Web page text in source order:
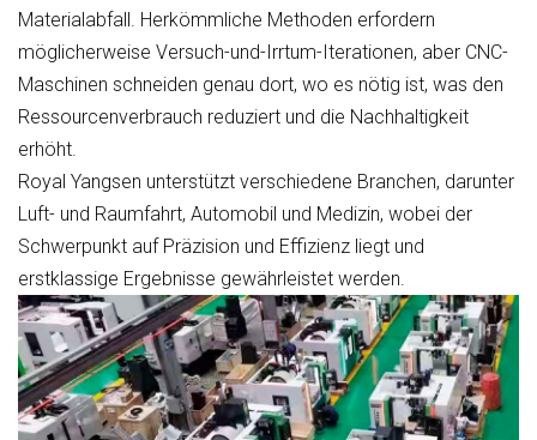
Materialabfall. Herkömmliche Methoden erfordern
möglicherweise Versuch-und-Irrtum-Iterationen, aber CNC-
Maschinen schneiden genau dort, wo es nötig ist, was den
Ressourcenverbrauch reduziert und die Nachhaltigkeit
erhöht.
Royal Yangsen unterstützt verschiedene Branchen, darunter
Luft- und Raumfahrt, Automobil und Medizin, wobei der
Schwerpunkt auf Präzision und Effizienz liegt und
erstklassige Ergebnisse gewährleistet werden.